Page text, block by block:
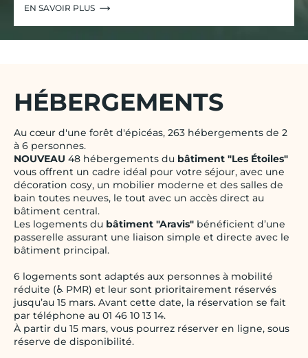
EN SAVOIR PLUS
HÉBERGEMENTS
Au cœur d'une forêt d'épicéas, 263 hébergements de 2
à 6 personnes.
NOUVEAU 48 hébergements du bâtiment "Les Étoiles"
vous offrent un cadre idéal pour votre séjour, avec une
décoration cosy, un mobilier moderne et des salles de
bain toutes neuves, le tout avec un accès direct au
bâtiment central.
Les logements du bâtiment "Aravis" bénéficient d’une
passerelle assurant une liaison simple et directe avec le
bâtiment principal.
6 logements sont adaptés aux personnes à mobilité
réduite (♿ PMR) et leur sont prioritairement réservés
jusqu’au 15 mars. Avant cette date, la réservation se fait
par téléphone au 01 46 10 13 14.
À partir du 15 mars, vous pourrez réserver en ligne, sous
réserve de disponibilité.